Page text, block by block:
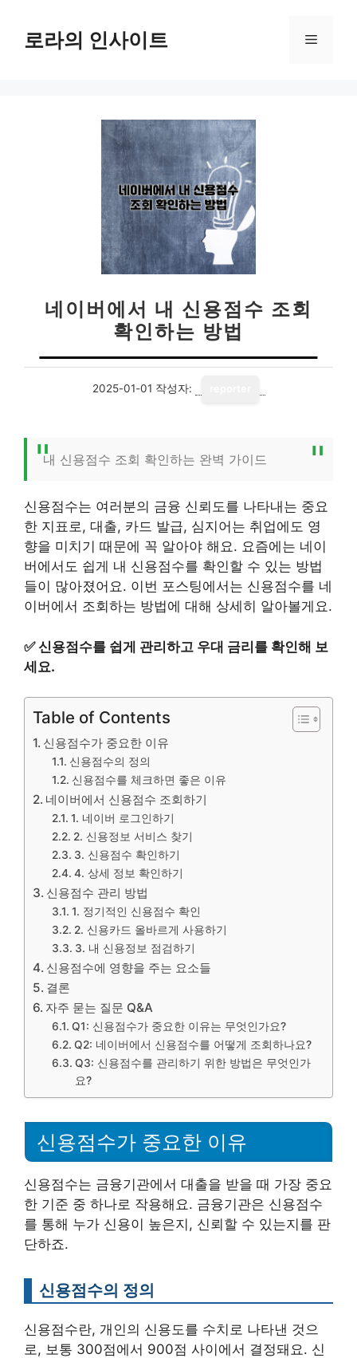
로라의 인사이트 메
네이버에서 내 신용점수 조회
확인하는 방법
2025-01-01 작성자:
내 신용점수 조회 확인하는 완벽 가이드
신용점수는 여러분의 금융 신뢰도를 나타내는 중요
한 지표로, 대출, 카드 발급, 심지어는 취업에도 영
향을 미치기 때문에 꼭 알아야 해요. 요즘에는 네이
버에서도 쉽게 내 신용점수를 확인할 수 있는 방법
들이 많아졌어요. 이번 포스팅에서는 신용점수를 네
이버에서 조회하는 방법에 대해 상세히 알아볼게요.
✅신용점수를 쉽게 관리하고 우대 금리를 확인해 보
세요.
Table of Contents
신용점수가 중요한 이유
신용점수의 정의
신용점수를 체크하면 좋은 이유
네이버에서 신용점수 조회하기
1. 네이버 로그인하기
2. 신용정보 서비스 찾기
3. 신용점수 확인하기
4. 상세 정보 확인하기
신용점수 관리 방법
1. 정기적인 신용점수 확인
2. 신용카드 올바르게 사용하기
3. 내 신용정보 점검하기
신용점수에 영향을 주는 요소들
결론
자주 묻는 질문 Q&A
Q1: 신용점수가 중요한 이유는 무엇인가요?
Q2: 네이버에서 신용점수를 어떻게 조회하나요?
Q3: 신용점수를 관리하기 위한 방법은 무엇인가
요?
신용점수가 중요한 이유
신용점수는 금융기관에서 대출을 받을 때 가장 중요
한 기준 중 하나로 작용해요. 금융기관은 신용점수
를 통해 누가 신용이 높은지, 신뢰할 수 있는지를 판
단하죠.
신용점수의 정의
신용점수란, 개인의 신용도를 수치로 나타낸 것으
로, 보통 300점에서 900점 사이에서 결정돼요. 신